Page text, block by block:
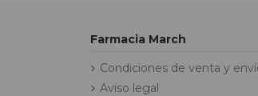
Farmacia March
Condiciones de venta y
Aviso legal